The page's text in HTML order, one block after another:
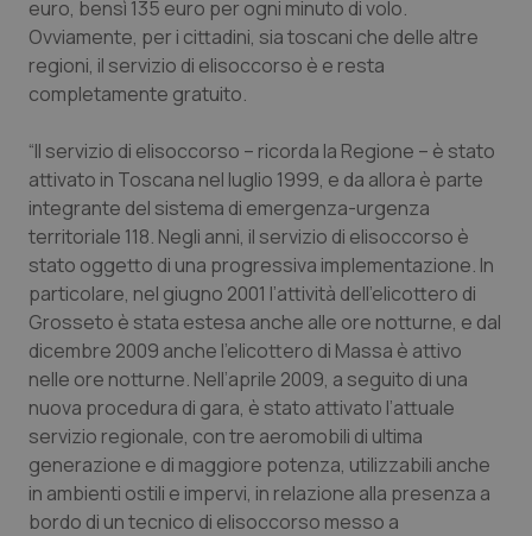
Lombardia
Marche
Molise
Piemonte
Provincia Autonoma di Bolzano
Provincia Autonoma di Trento
Puglia
Sardegna
Sicilia
Dolore
Donna & Salute
Epatiti
HIV
Infezioni & Febbre
Ipertensione & Scompenso
Malattie rare
Malattia di Crohn & Rettocolite Ulcerosa
Neuroscienze & patologie neurodegenerative
euro, bensì 135 euro per ogni minuto di volo.
Ovviamente, per i cittadini, sia toscani che delle altre
regioni, il servizio di elisoccorso è e resta
completamente gratuito.
“Il servizio di elisoccorso – ricorda la Regione – è stato
attivato in Toscana nel luglio 1999, e da allora è parte
integrante del sistema di emergenza-urgenza
territoriale 118. Negli anni, il servizio di elisoccorso è
stato oggetto di una progressiva implementazione. In
particolare, nel giugno 2001 l’attività dell’elicottero di
Grosseto è stata estesa anche alle ore notturne, e dal
dicembre 2009 anche l’elicottero di Massa è attivo
nelle ore notturne. Nell’aprile 2009, a seguito di una
nuova procedura di gara, è stato attivato l’attuale
servizio regionale, con tre aeromobili di ultima
generazione e di maggiore potenza, utilizzabili anche
in ambienti ostili e impervi, in relazione alla presenza a
bordo di un tecnico di elisoccorso messo a